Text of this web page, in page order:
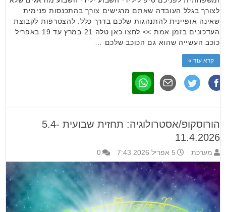
לצורך בגלל העובדה שאתם מרגישים צורך בהתכנסות פנימית
שאינה אופיינית להתנהגות שלכם בדרך כלל. להצטרפות לקבוצת
העדכונים בזמן אמת >> לחצו כאן טלה 21 במרץ עד 19 באפריל
כוכב העשייה שהוא גם הכוכב שלכם …
קרא עוד »
הורוסקופ/אסטרולוגיה: תחזית שבועית 5.4-
11.4.2026
מערכת 5 אפריל 2026 7:43 0